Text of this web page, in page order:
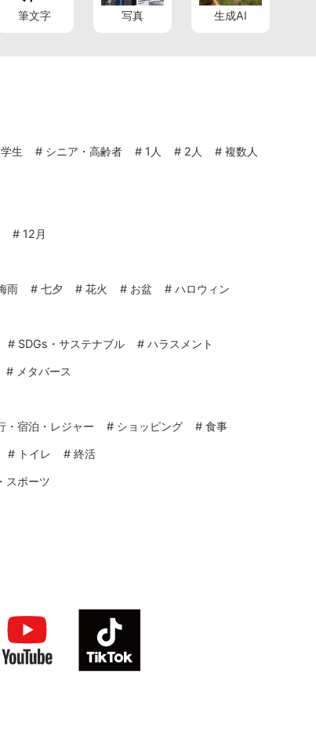
筆文字 写真 生成AI
学生 # シニア・高齢者 # 1人 # 2人 # 複数人
# 12月
雨 # 七夕 # 花火 # お盆 # ハロウィン
# SDGs・サステナブル # ハラスメント
# メタバース
・宿泊・レジャー # ショッピング # 食事
# トイレ # 終活
スポーツ